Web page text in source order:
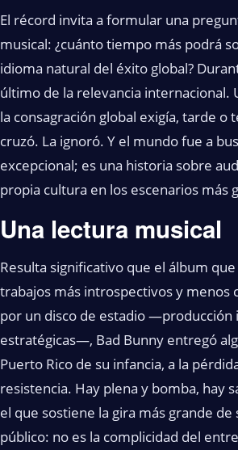
El récord invita a formular una
musical: ¿cuánto tiempo más podrá
idioma natural del éxito global?
último de la relevancia
la consagración global exigía, tarde
cruzó. La ignoró. Y el mundo fue a
excepcional; es una historia sobre
propia cultura en los escenarios más
Una lectura musical
Resulta significativo que el álbum
trabajos más introspectivos y menos
por un disco de estadio —producción
estratégicas—, Bad Bunny entregó
Puerto Rico de su infancia, a la
resistencia. Hay plena y bomba, hay
el que sostiene la gira más grande
público: no es la complicidad del